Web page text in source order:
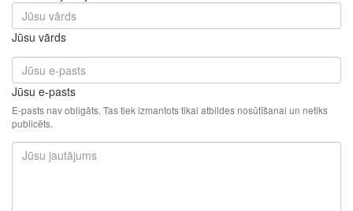
Jūsu vārds
Jūsu e-pasts
E-pasts nav obligāts. Tas tiek izmantots tikai atbildes nosūtīšanai un netiks
publicēts.